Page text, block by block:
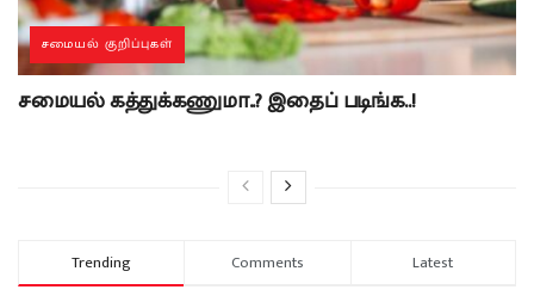
சமையல் குறிப்புகள்
சமையல் கத்துக்கணுமா..? இதைப் படிங்க..!
Trending Comments Latest